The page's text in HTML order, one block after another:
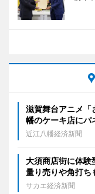
滋賀舞台アニメ
幡のケーキ店にパ
近江八幡経済新聞
大須商店街に体
量り売りや角打ち
サカエ経済新聞